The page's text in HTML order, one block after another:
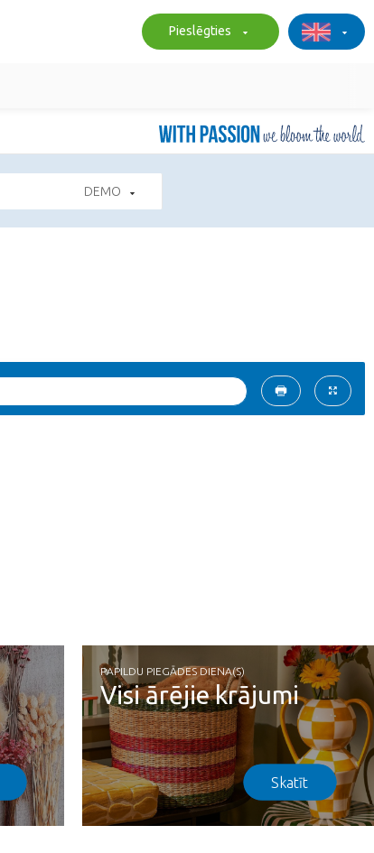
Pieslēgties
DEMO
PAPILDU PIEGĀDES DIENA(S)
Visi ārējie krājumi
Skatīt